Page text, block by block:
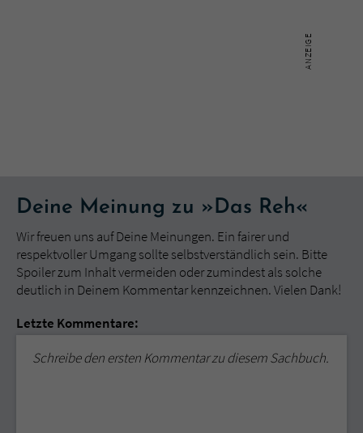
Deine Meinung zu »Das Reh«
Wir freuen uns auf Deine Meinungen. Ein fairer und
respektvoller Umgang sollte selbstverständlich sein. Bitte
Spoiler zum Inhalt vermeiden oder zumindest als solche
deutlich in Deinem Kommentar kennzeichnen. Vielen Dank!
Letzte Kommentare:
Schreibe den ersten Kommentar zu diesem Sachbuch.